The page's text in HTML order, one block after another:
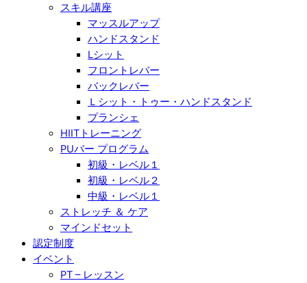
スキル講座
マッスルアップ
ハンドスタンド
Lシット
フロントレバー
バックレバー
Ｌシット・トゥー・ハンドスタンド
プランシェ
HIITトレーニング
PUバー プログラム
初級・レベル１
初級・レベル２
中級・レベル１
ストレッチ ＆ ケア
マインドセット
認定制度
イベント
PT – レッスン